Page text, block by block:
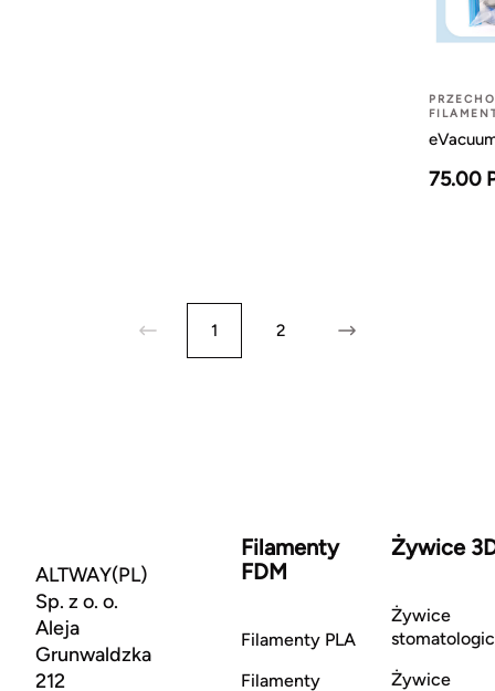
75.00
1 2
ALTWAY(PL)
Sp. z o. o.
Aleja
Grunwaldzka
212
Filamenty
FDM
Filamenty PLA
Filamenty
Żywice
Żywice
Żywice